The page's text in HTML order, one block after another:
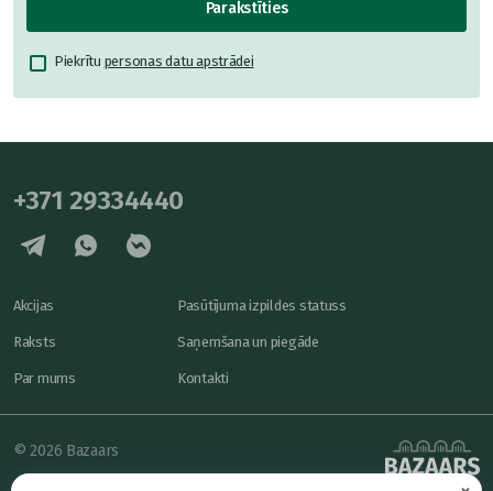
Parakstīties
Piekrītu personas datu apstrādei
+371 29334440
Akcijas
Raksts
Par mums
Pasūtījuma izpildes statuss
Saņemšana un piegāde
Kontakti
© 2026 Bazaars